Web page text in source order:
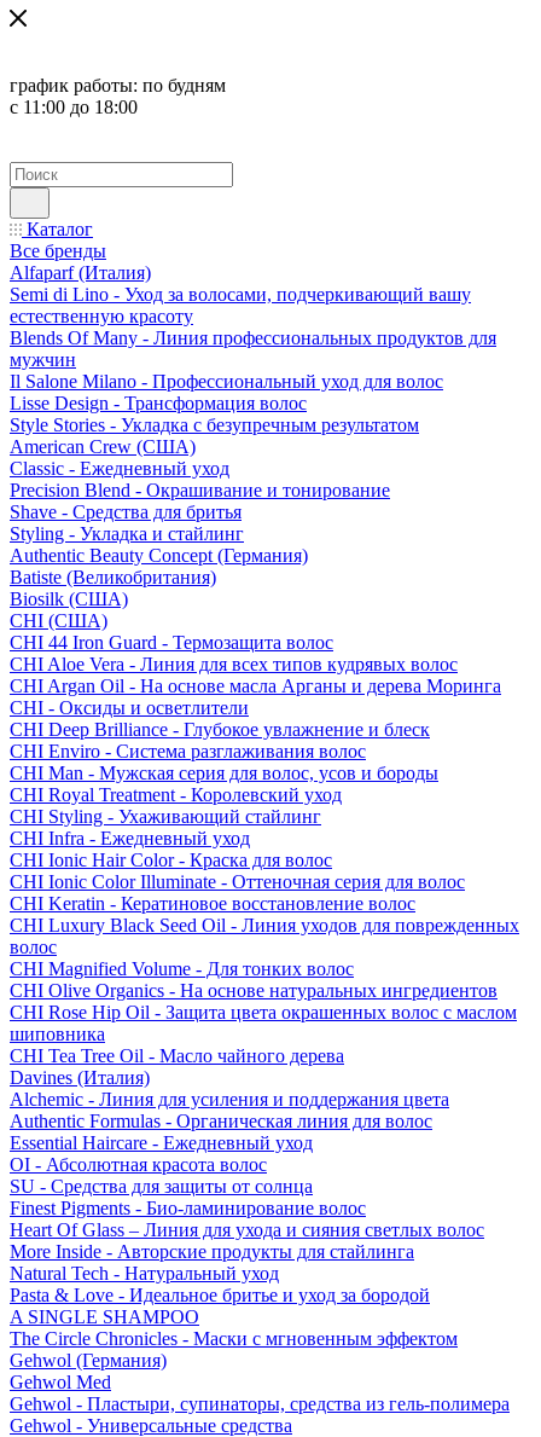
график работы: по будням
с 11:00 до 18:00
Каталог
Все бренды
Alfaparf (Италия)
Semi di Lino - Уход за волосами, подчеркивающий вашу
естественную красоту
Blends Of Many - Линия профессиональных продуктов для
мужчин
Il Salone Milano - Профессиональный уход для волос
Lisse Design - Трансформация волос
Style Stories - Укладка с безупречным результатом
American Crew (США)
Classic - Ежедневный уход
Precision Blend - Окрашивание и тонирование
Shave - Средства для бритья
Styling - Укладка и стайлинг
Authentic Beauty Concept (Германия)
Batiste (Великобритания)
Biosilk (США)
CHI (США)
CHI 44 Iron Guard - Термозащита волос
CHI Aloe Vera - Линия для всех типов кудрявых волос
CHI Argan Oil - На основе масла Арганы и дерева Моринга
CHI - Оксиды и осветлители
CHI Deep Brilliance - Глубокое увлажнение и блеск
CHI Enviro - Система разглаживания волос
CHI Man - Мужская серия для волос, усов и бороды
CHI Royal Treatment - Королевский уход
CHI Styling - Ухаживающий стайлинг
CHI Infra - Ежедневный уход
CHI Ionic Hair Color - Краска для волос
CHI Ionic Color Illuminate - Оттеночная серия для волос
CHI Keratin - Кератиновое восстановление волос
CHI Luxury Black Seed Oil - Линия уходов для поврежденных
волос
CHI Magnified Volume - Для тонких волос
CHI Olive Organics - На основе натуральных ингредиентов
CHI Rose Hip Oil - Защита цвета окрашенных волос с маслом
шиповника
CHI Tea Tree Oil - Масло чайного дерева
Davines (Италия)
Alchemic - Линия для усиления и поддержания цвета
Authentic Formulas - Органическая линия для волос
Essential Haircare - Eжедневный уход
OI - Абсолютная красота волос
SU - Средства для защиты от солнца
Finest Pigments - Био-ламинирование волос
Heart Of Glass – Линия для ухода и сияния светлых волос
More Inside - Авторские продукты для стайлинга
Natural Tech - Натуральный уход
Pasta & Love - Идеальное бритье и уход за бородой
A SINGLE SHAMPOO
The Circle Chronicles - Маски с мгновенным эффектом
Gehwol (Германия)
Gehwol Med
Gehwol - Пластыри, супинаторы, средства из гель-полимера
Gehwol - Универсальные средства